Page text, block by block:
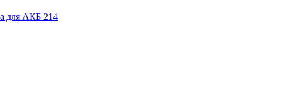
для АКБ 214